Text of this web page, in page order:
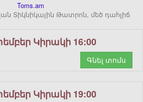
Toms.am
Տիկնիկային Թատրոն, մեծ դահլիճ
Կիրակի 16:00
Գնել տոմս
Կիրակի 19:00